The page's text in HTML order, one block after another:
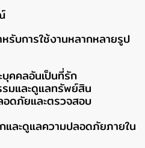
รับการใช้งานหลากหลายรูป
คคลอันเป็นที่รัก
มและดูแลทรัพย์สิน
อดภัยและตรวจสอบ
และดูแลความปลอดภัยภายใน